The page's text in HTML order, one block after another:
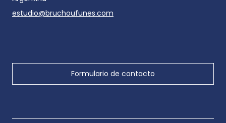
estudio@bruchoufunes.com
Formulario de contacto